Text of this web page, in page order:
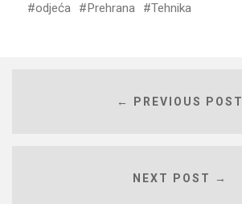
odjeća
Prehrana Tehnika
← PREVIOUS POST
NEXT POST →